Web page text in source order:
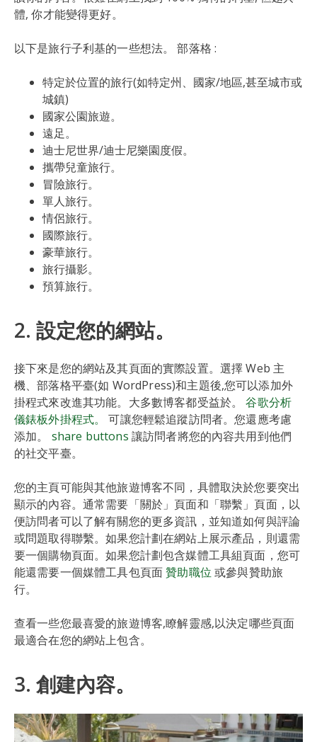
體, 你才能變得更好。
以下是旅行子利基的一些想法。 部落格 :
特定於位置的旅行(如特定州、國家/地區,甚至城市或
城鎮)
國家公園旅遊。
遠足。
迪士尼世界/迪士尼樂園度假。
攜帶兒童旅行。
冒險旅行。
單人旅行。
情侶旅行。
國際旅行。
豪華旅行。
旅行攝影。
預算旅行。
2. 設定您的網站。
接下來是您的網站及其頁面的實際設置。選擇 Web 主
機、部落格平臺(如 WordPress)和主題後,您可以添加外
掛程式來改進其功能。大多數博客都受益於。谷歌分析
儀錶板外掛程式。
可讓您輕鬆追蹤訪問者。您還應考慮
添加。 share buttons 讓訪問者將您的內容共用到他們
的社交平臺。
您的主頁可能與其他旅遊博客不同，具體取決於您要突出
顯示的內容。通常需要「關於」頁面和「聯繫」頁面，以
便訪問者可以了解有關您的更多資訊，並知道如何與評論
或問題取得聯繫。如果您計劃在網站上展示產品，則還需
要一個購物頁面。如果您計劃包含媒體工具組頁面，您可
能還需要一個媒體工具包頁面贊助職位 或參與贊助旅
行。
查看一些您最喜愛的旅遊博客,瞭解靈感,以決定哪些頁面
最適合在您的網站上包含。
3. 創建內容。